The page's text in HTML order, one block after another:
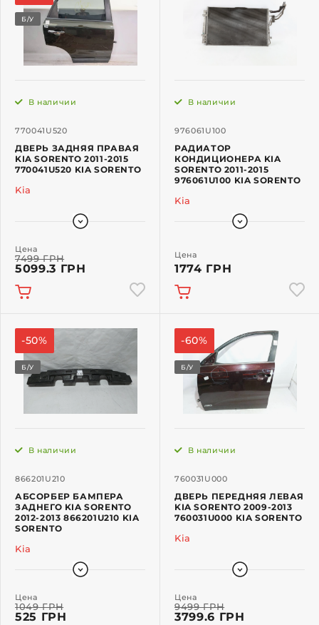
Б/У
770041U520
В наличии
ДВЕРЬ ЗАДНЯЯ ПРАВАЯ
KIA SORENTO 2011-2015
770041U520 KIA SORENTO
Kia
Цена
7499 ГРН
5099.3 ГРН
976061U100
В наличии
РАДИАТОР
КОНДИЦИОНЕРА KIA
SORENTO 2011-2015
976061U100 KIA SORENTO
Kia
Цена
1774 ГРН
-50%
Б/У
866201U210
В наличии
АБСОРБЕР БАМПЕРА
ЗАДНЕГО KIA SORENTO
2012-2013 866201U210 KIA
SORENTO
Kia
Цена
1049 ГРН
525 ГРН
-60%
Б/У
760031U000
В наличии
ДВЕРЬ ПЕРЕДНЯЯ ЛЕВАЯ
KIA SORENTO 2009-2013
760031U000 KIA SORENTO
Kia
Цена
9499 ГРН
3799.6 ГРН